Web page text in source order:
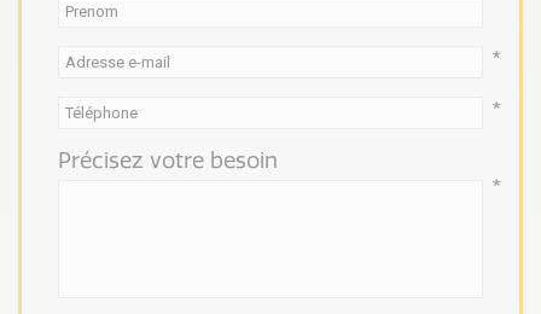
*
*
Précisez votre besoin
*